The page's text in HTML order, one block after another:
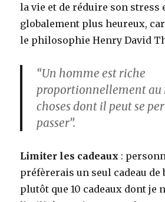
la vie et de réduire son stress
globalement plus heureux,
le philosophie Henry David
“Un homme est riche
proportionnellement au
choses dont il peut se
passer”.
Limiter les cadeaux :
préfèrerais un seul cadeau de
plutôt que 10 cadeaux dont je